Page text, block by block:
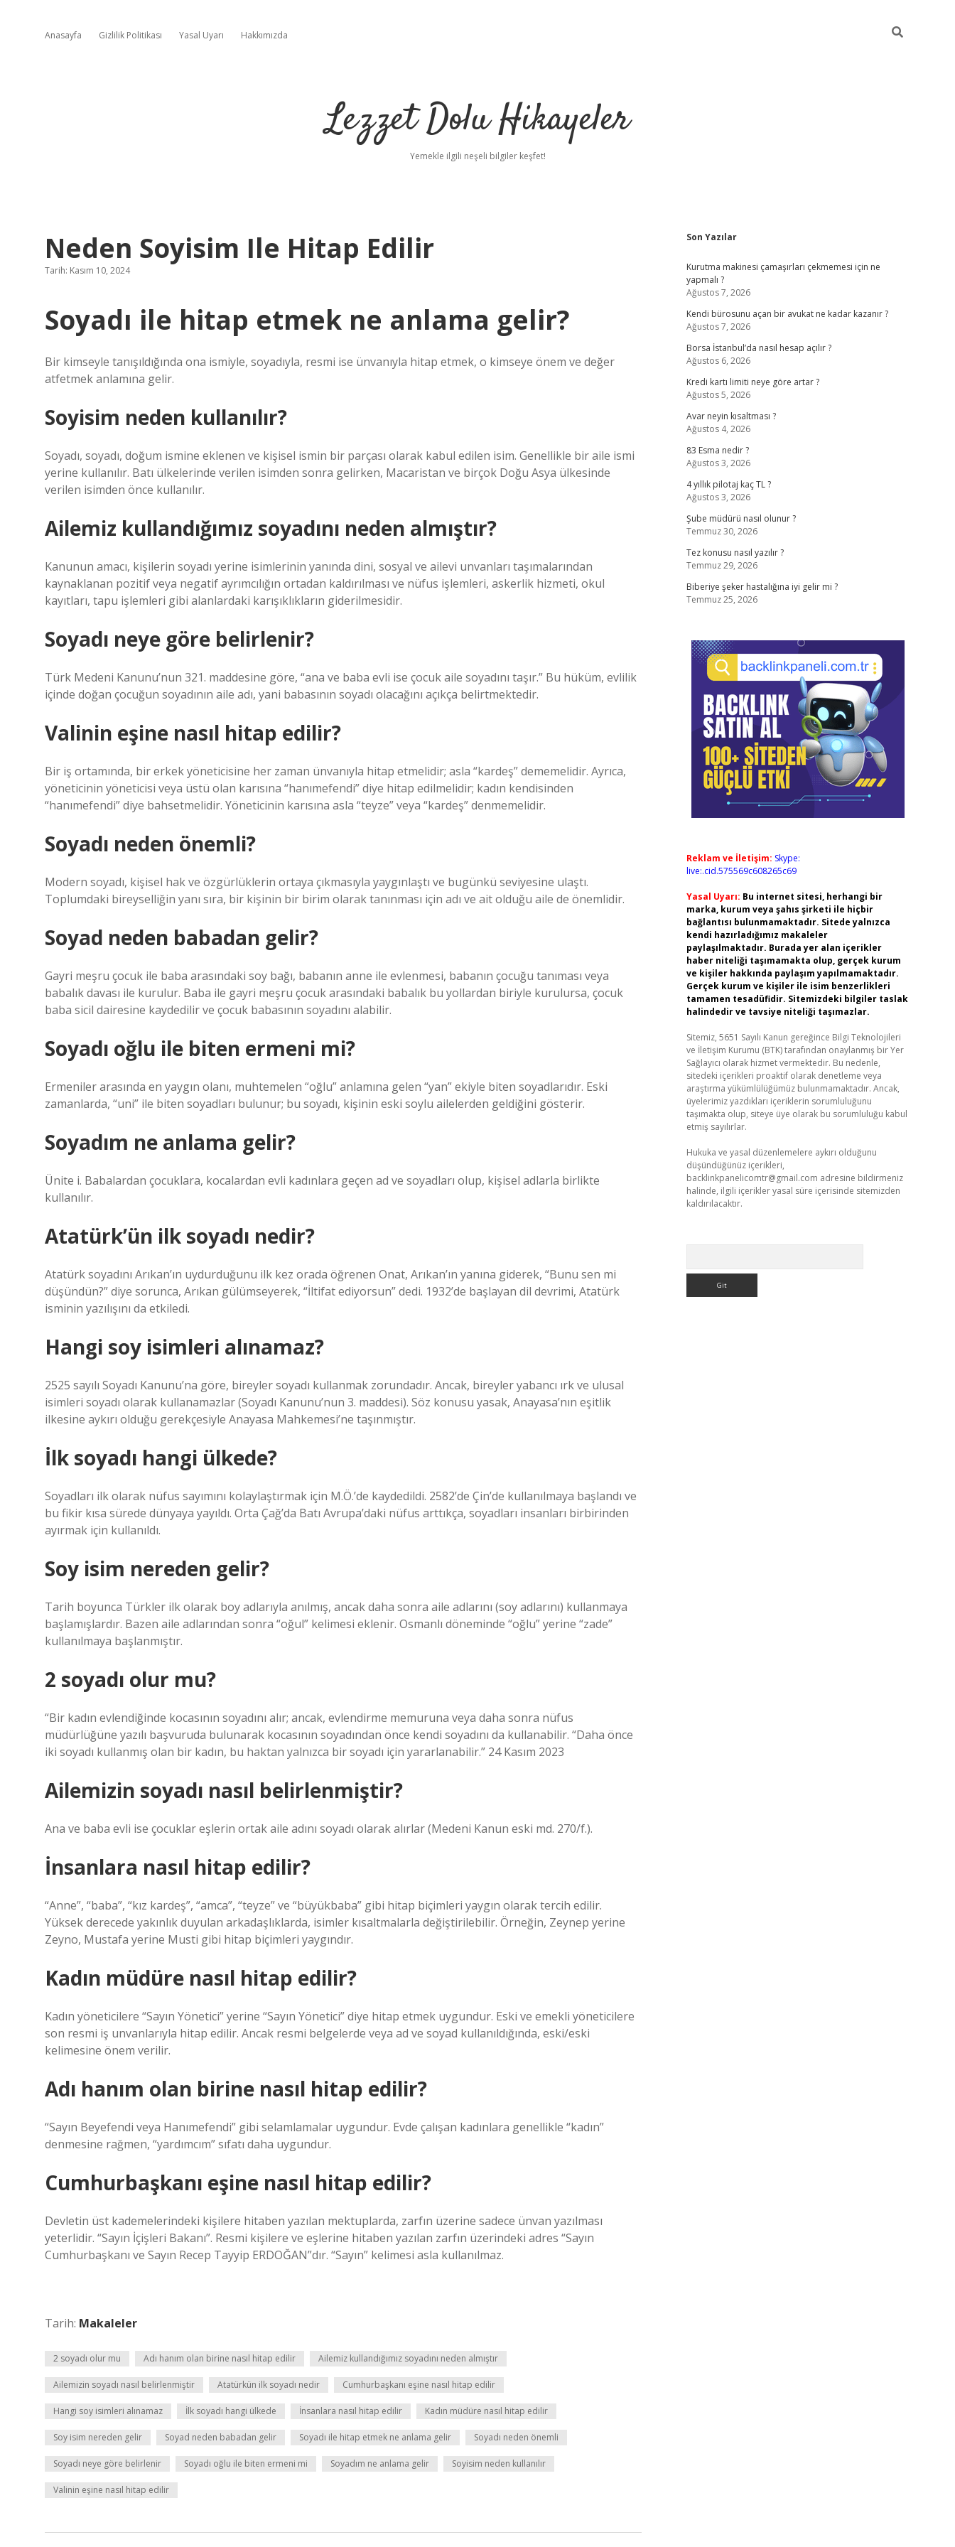
Anasayfa Gizlilik Politikası Yasal Uyarı Hakkımızda
Lezzet Dolu Hikayeler
Yemekle ilgili neşeli bilgiler keşfet!
Neden Soyisim Ile Hitap Edilir
Tarih: Kasım 10, 2024
Soyadı ile hitap etmek ne anlama gelir?
Bir kimseyle tanışıldığında ona ismiyle, soyadıyla, resmi ise ünvanıyla hitap etmek, o kimseye önem ve değer
atfetmek anlamına gelir.
Soyisim neden kullanılır?
Soyadı, soyadı, doğum ismine eklenen ve kişisel ismin bir parçası olarak kabul edilen isim. Genellikle bir aile ismi
yerine kullanılır. Batı ülkelerinde verilen isimden sonra gelirken, Macaristan ve birçok Doğu Asya ülkesinde
verilen isimden önce kullanılır.
Ailemiz kullandığımız soyadını neden almıştır?
Kanunun amacı, kişilerin soyadı yerine isimlerinin yanında dini, sosyal ve ailevi unvanları taşımalarından
kaynaklanan pozitif veya negatif ayrımcılığın ortadan kaldırılması ve nüfus işlemleri, askerlik hizmeti, okul
kayıtları, tapu işlemleri gibi alanlardaki karışıklıkların giderilmesidir.
Soyadı neye göre belirlenir?
Türk Medeni Kanunu’nun 321. maddesine göre, “ana ve baba evli ise çocuk aile soyadını taşır.” Bu hüküm, evlilik
içinde doğan çocuğun soyadının aile adı, yani babasının soyadı olacağını açıkça belirtmektedir.
Valinin eşine nasıl hitap edilir?
Bir iş ortamında, bir erkek yöneticisine her zaman ünvanıyla hitap etmelidir; asla “kardeş” dememelidir. Ayrıca,
yöneticinin yöneticisi veya üstü olan karısına “hanımefendi” diye hitap edilmelidir; kadın kendisinden
“hanımefendi” diye bahsetmelidir. Yöneticinin karısına asla “teyze” veya “kardeş” denmemelidir.
Soyadı neden önemli?
Modern soyadı, kişisel hak ve özgürlüklerin ortaya çıkmasıyla yaygınlaştı ve bugünkü seviyesine ulaştı.
Toplumdaki bireyselliğin yanı sıra, bir kişinin bir birim olarak tanınması için adı ve ait olduğu aile de önemlidir.
Soyad neden babadan gelir?
Gayri meşru çocuk ile baba arasındaki soy bağı, babanın anne ile evlenmesi, babanın çocuğu tanıması veya
babalık davası ile kurulur. Baba ile gayri meşru çocuk arasındaki babalık bu yollardan biriyle kurulursa, çocuk
baba sicil dairesine kaydedilir ve çocuk babasının soyadını alabilir.
Soyadı oğlu ile biten ermeni mi?
Ermeniler arasında en yaygın olanı, muhtemelen “oğlu” anlamına gelen “yan” ekiyle biten soyadlarıdır. Eski
zamanlarda, “uni” ile biten soyadları bulunur; bu soyadı, kişinin eski soylu ailelerden geldiğini gösterir.
Soyadım ne anlama gelir?
Ünite i. Babalardan çocuklara, kocalardan evli kadınlara geçen ad ve soyadları olup, kişisel adlarla birlikte
kullanılır.
Atatürk’ün ilk soyadı nedir?
Atatürk soyadını Arıkan’ın uydurduğunu ilk kez orada öğrenen Onat, Arıkan’ın yanına giderek, “Bunu sen mi
düşündün?” diye sorunca, Arıkan gülümseyerek, “İltifat ediyorsun” dedi. 1932’de başlayan dil devrimi, Atatürk
isminin yazılışını da etkiledi.
Hangi soy isimleri alınamaz?
2525 sayılı Soyadı Kanunu’na göre, bireyler soyadı kullanmak zorundadır. Ancak, bireyler yabancı ırk ve ulusal
isimleri soyadı olarak kullanamazlar (Soyadı Kanunu’nun 3. maddesi). Söz konusu yasak, Anayasa’nın eşitlik
ilkesine aykırı olduğu gerekçesiyle Anayasa Mahkemesi’ne taşınmıştır.
İlk soyadı hangi ülkede?
Soyadları ilk olarak nüfus sayımını kolaylaştırmak için M.Ö.’de kaydedildi. 2582’de Çin’de kullanılmaya başlandı ve
bu fikir kısa sürede dünyaya yayıldı. Orta Çağ’da Batı Avrupa’daki nüfus arttıkça, soyadları insanları birbirinden
ayırmak için kullanıldı.
Soy isim nereden gelir?
Tarih boyunca Türkler ilk olarak boy adlarıyla anılmış, ancak daha sonra aile adlarını (soy adlarını) kullanmaya
başlamışlardır. Bazen aile adlarından sonra “oğul” kelimesi eklenir. Osmanlı döneminde “oğlu” yerine “zade”
kullanılmaya başlanmıştır.
2 soyadı olur mu?
“Bir kadın evlendiğinde kocasının soyadını alır; ancak, evlendirme memuruna veya daha sonra nüfus
müdürlüğüne yazılı başvuruda bulunarak kocasının soyadından önce kendi soyadını da kullanabilir. “Daha önce
iki soyadı kullanmış olan bir kadın, bu haktan yalnızca bir soyadı için yararlanabilir.” 24 Kasım 2023
Ailemizin soyadı nasıl belirlenmiştir?
Ana ve baba evli ise çocuklar eşlerin ortak aile adını soyadı olarak alırlar (Medeni Kanun eski md. 270/f.).
İnsanlara nasıl hitap edilir?
“Anne”, “baba”, “kız kardeş”, “amca”, “teyze” ve “büyükbaba” gibi hitap biçimleri yaygın olarak tercih edilir.
Yüksek derecede yakınlık duyulan arkadaşlıklarda, isimler kısaltmalarla değiştirilebilir. Örneğin, Zeynep yerine
Zeyno, Mustafa yerine Musti gibi hitap biçimleri yaygındır.
Kadın müdüre nasıl hitap edilir?
Kadın yöneticilere “Sayın Yönetici” yerine “Sayın Yönetici” diye hitap etmek uygundur. Eski ve emekli yöneticilere
son resmi iş unvanlarıyla hitap edilir. Ancak resmi belgelerde veya ad ve soyad kullanıldığında, eski/eski
kelimesine önem verilir.
Adı hanım olan birine nasıl hitap edilir?
“Sayın Beyefendi veya Hanımefendi” gibi selamlamalar uygundur. Evde çalışan kadınlara genellikle “kadın”
denmesine rağmen, “yardımcım” sıfatı daha uygundur.
Cumhurbaşkanı eşine nasıl hitap edilir?
Devletin üst kademelerindeki kişilere hitaben yazılan mektuplarda, zarfın üzerine sadece ünvan yazılması
yeterlidir. “Sayın İçişleri Bakanı”. Resmi kişilere ve eşlerine hitaben yazılan zarfın üzerindeki adres “Sayın
Cumhurbaşkanı ve Sayın Recep Tayyip ERDOĞAN”dır. “Sayın” kelimesi asla kullanılmaz.
Tarih: Makaleler
2 soyadı olur mu Adı hanım olan birine nasıl hitap edilir Ailemiz kullandığımız soyadını neden almıştır
Ailemizin soyadı nasıl belirlenmiştir Atatürkün ilk soyadı nedir Cumhurbaşkanı eşine nasıl hitap edilir
Hangi soy isimleri alınamaz İlk soyadı hangi ülkede İnsanlara nasıl hitap edilir Kadın müdüre nasıl hitap edilir
Soy isim nereden gelir Soyad neden babadan gelir Soyadı ile hitap etmek ne anlama gelir Soyadı neden önemli
Soyadı neye göre belirlenir Soyadı oğlu ile biten ermeni mi Soyadım ne anlama gelir Soyisim neden kullanılır
Valinin eşine nasıl hitap edilir
Sidebar
Son Yazılar
Kurutma makinesi çamaşırları çekmemesi için ne
yapmalı ?
Ağustos 7, 2026
Kendi bürosunu açan bir avukat ne kadar kazanır ?
Ağustos 7, 2026
Borsa İstanbul’da nasıl hesap açılır ?
Ağustos 6, 2026
Kredi kartı limiti neye göre artar ?
Ağustos 5, 2026
Avar neyin kısaltması ?
Ağustos 4, 2026
83 Esma nedir ?
Ağustos 3, 2026
4 yıllık pilotaj kaç TL ?
Ağustos 3, 2026
Şube müdürü nasıl olunur ?
Temmuz 30, 2026
Tez konusu nasıl yazılır ?
Temmuz 29, 2026
Biberiye şeker hastalığına iyi gelir mi ?
Temmuz 25, 2026
Reklam ve İletişim: Skype:
live:.cid.575569c608265c69
Yasal Uyarı: Bu internet sitesi, herhangi bir
marka, kurum veya şahıs şirketi ile hiçbir
bağlantısı bulunmamaktadır. Sitede yalnızca
kendi hazırladığımız makaleler
paylaşılmaktadır. Burada yer alan içerikler
haber niteliği taşımamakta olup, gerçek kurum
ve kişiler hakkında paylaşım yapılmamaktadır.
Gerçek kurum ve kişiler ile isim benzerlikleri
tamamen tesadüfidir. Sitemizdeki bilgiler taslak
halindedir ve tavsiye niteliği taşımazlar.
Sitemiz, 5651 Sayılı Kanun gereğince Bilgi Teknolojileri
ve İletişim Kurumu (BTK) tarafından onaylanmış bir Yer
Sağlayıcı olarak hizmet vermektedir. Bu nedenle,
sitedeki içerikleri proaktif olarak denetleme veya
araştırma yükümlülüğümüz bulunmamaktadır. Ancak,
üyelerimiz yazdıkları içeriklerin sorumluluğunu
taşımakta olup, siteye üye olarak bu sorumluluğu kabul
etmiş sayılırlar.
Hukuka ve yasal düzenlemelere aykırı olduğunu
düşündüğünüz içerikleri,
backlinkpanelicomtr@gmail.com adresine bildirmeniz
halinde, ilgili içerikler yasal süre içerisinde sitemizden
kaldırılacaktır.